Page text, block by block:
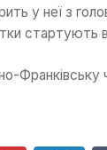
у неї з
стартують
Франківську